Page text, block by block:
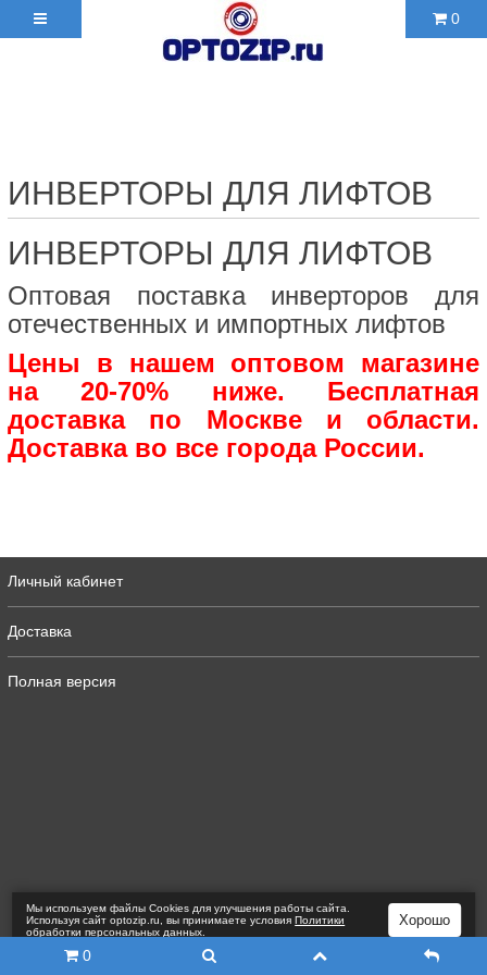
0
ИНВЕРТОРЫ ДЛЯ ЛИФТОВ
ИНВЕРТОРЫ ДЛЯ ЛИФТОВ
Оптовая поставка инверторов для
отечественных и импортных лифтов
Цены в нашем оптовом магазине
на 20-70% ниже. Бесплатная
доставка по Москве и области.
Доставка во все города России.
Личный кабинет
Доставка
Полная версия
0
Мы используем файлы Сookies для улучшения работы сайта.
Используя сайт optozip.ru, вы принимаете условияПолитики
обработки персональных данных
Хорошо